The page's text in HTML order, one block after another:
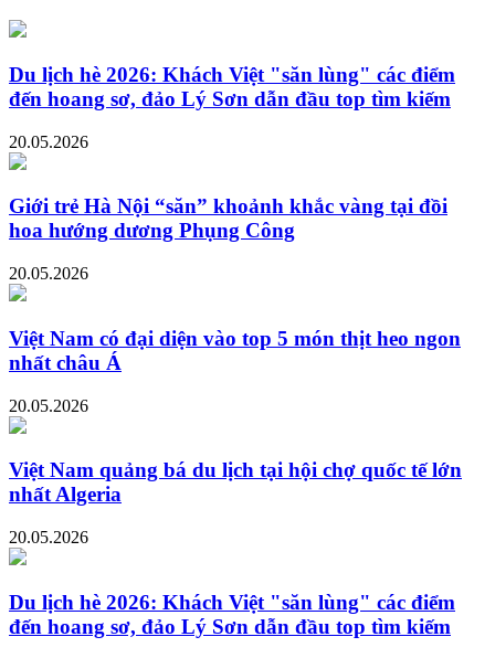
Du lịch hè 2026: Khách Việt "săn lùng" các điểm
đến hoang sơ, đảo Lý Sơn dẫn đầu top tìm kiếm
20.05.2026
Giới trẻ Hà Nội “săn” khoảnh khắc vàng tại đồi
hoa hướng dương Phụng Công
20.05.2026
Việt Nam có đại diện vào top 5 món thịt heo ngon
nhất châu Á
20.05.2026
Việt Nam quảng bá du lịch tại hội chợ quốc tế lớn
nhất Algeria
20.05.2026
Du lịch hè 2026: Khách Việt "săn lùng" các điểm
đến hoang sơ, đảo Lý Sơn dẫn đầu top tìm kiếm